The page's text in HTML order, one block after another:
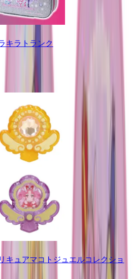
キラトランク
キュアマコトジュエルコレクショ